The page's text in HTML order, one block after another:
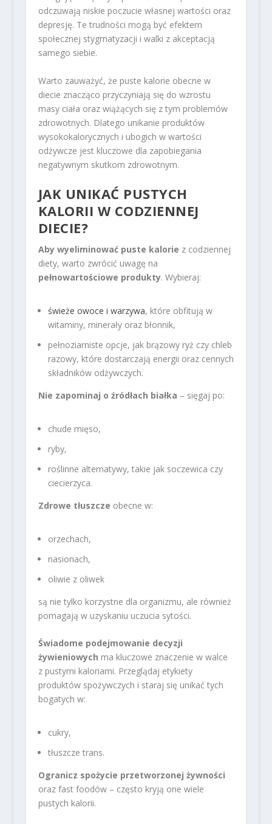
odczuwają niskie poczucie własnej wartości oraz
depresję. Te trudności mogą być efektem
społecznej stygmatyzacji i walki z akceptacją
samego siebie.
Warto zauważyć, że puste kalorie obecne w
diecie znacząco przyczyniają się do wzrostu
masy ciała oraz wiążących się z tym problemów
zdrowotnych. Dlatego unikanie produktów
wysokokalorycznych i ubogich w wartości
odżywcze jest kluczowe dla zapobiegania
negatywnym skutkom zdrowotnym.
JAK UNIKAĆ PUSTYCH
KALORII W CODZIENNEJ
DIECIE?
Aby wyeliminować puste kalorie z codziennej
diety, warto zwrócić uwagę na
pełnowartościowe produkty. Wybieraj:
świeże owoce i warzywa, które obfitują w
witaminy, minerały oraz błonnik,
pełnoziarniste opcje, jak brązowy ryż czy chleb
razowy, które dostarczają energii oraz cennych
składników odżywczych.
Nie zapominaj o źródłach białka – sięgaj po:
chude mięso,
ryby,
roślinne alternatywy, takie jak soczewica czy
ciecierzyca.
Zdrowe tłuszcze obecne w:
orzechach,
nasionach,
oliwie z oliwek
są nie tylko korzystne dla organizmu, ale również
pomagają w uzyskaniu uczucia sytości.
Świadome podejmowanie decyzji
żywieniowych ma kluczowe znaczenie w walce
z pustymi kaloriami. Przeglądaj etykiety
produktów spożywczych i staraj się unikać tych
bogatych w:
cukry,
tłuszcze trans.
Ogranicz spożycie przetworzonej żywności
oraz fast foodów – często kryją one wiele
pustych kalorii.